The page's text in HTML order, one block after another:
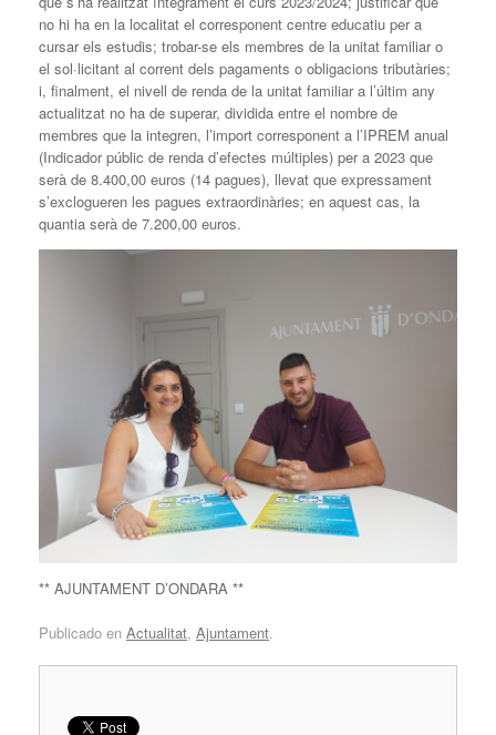
no hi ha en la localitat el corresponent centre educatiu per a
cursar els estudis; trobar-se els membres de la unitat familiar o
el sol·licitant al corrent dels pagaments o obligacions tributàries;
i, finalment, el nivell de renda de la unitat familiar a l’últim any
actualitzat no ha de superar, dividida entre el nombre de
membres que la integren, l’import corresponent a l’IPREM anual
(Indicador públic de renda d’efectes múltiples) per a 2023 que
serà de 8.400,00 euros (14 pagues), llevat que expressament
s’exclogueren les pagues extraordinàries; en aquest cas, la
quantia serà de 7.200,00 euros.
** AJUNTAMENT D’ONDARA **
Publicado en Actualitat, Ajuntament.